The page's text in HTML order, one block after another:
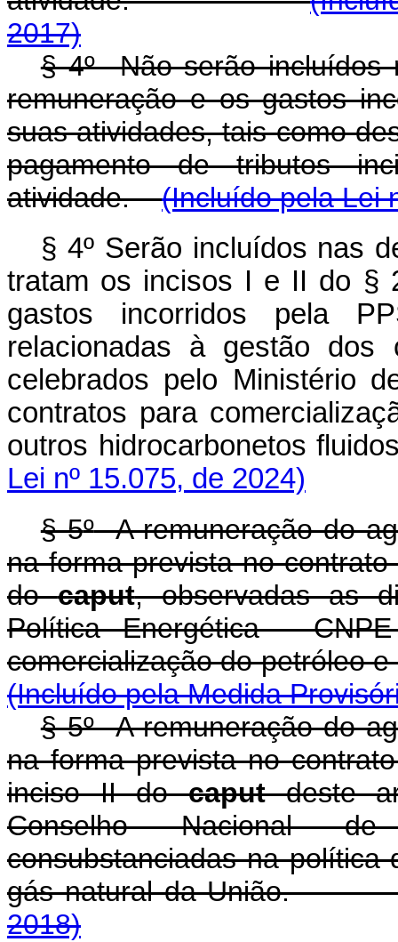
2017)
§ 4º Não serão incluídos
remuneração e os gastos
suas atividades, tais como
pagamento de tributos
atividade.(Incluído pela Lei
§ 4º Serão incluídos nas
tratam os incisos I e II do §
gastos incorridos pela
relacionadas à gestão dos
celebrados pelo Ministério
contratos para
outros hidrocarbonetos
Lei nº 15.075, de 2024)
§ 5ºA remuneração do
na forma prevista no
docaput, observadas as
Política Energética -
comercialização do
(Incluído pela Medida
§ 5º A remuneração do
na forma prevista no
inciso II docaputdeste
Conselho Nacional
consubstanciadas na política
gás natural da
2018)